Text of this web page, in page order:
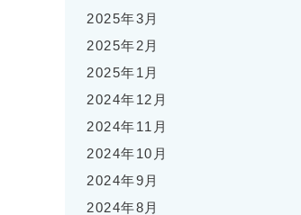
2025年3月
2025年2月
2025年1月
2024年12月
2024年11月
2024年10月
2024年9月
2024年8月